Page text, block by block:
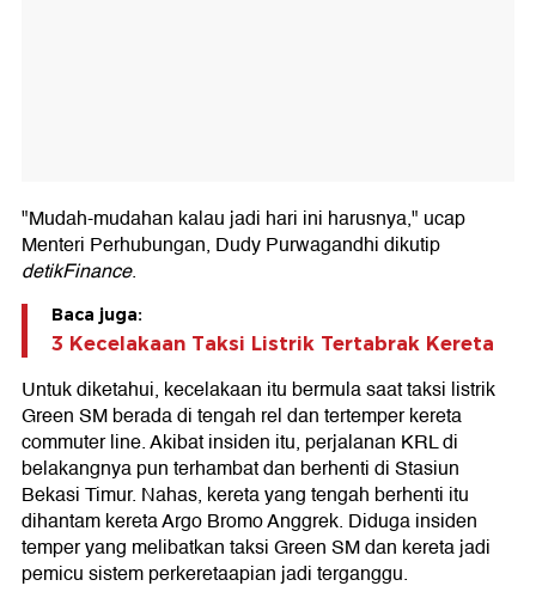
"Mudah-mudahan kalau jadi hari ini harusnya," ucap
Menteri Perhubungan, Dudy Purwagandhi dikutip
detikFinance.
Baca juga:
3 Kecelakaan Taksi Listrik Tertabrak Kereta
Untuk diketahui, kecelakaan itu bermula saat taksi listrik
Green SM berada di tengah rel dan tertemper kereta
commuter line. Akibat insiden itu, perjalanan KRL di
belakangnya pun terhambat dan berhenti di Stasiun
Bekasi Timur. Nahas, kereta yang tengah berhenti itu
dihantam kereta Argo Bromo Anggrek. Diduga insiden
temper yang melibatkan taksi Green SM dan kereta jadi
pemicu sistem perkeretaapian jadi terganggu.